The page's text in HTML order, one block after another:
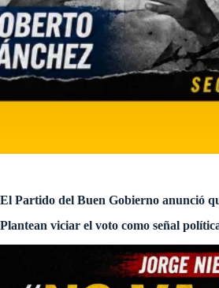
El Partido del Buen Gobierno anunció
Plantean viciar el voto como señal